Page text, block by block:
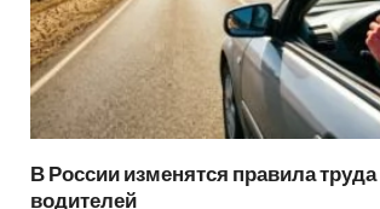
В России изменятся правила
водителей